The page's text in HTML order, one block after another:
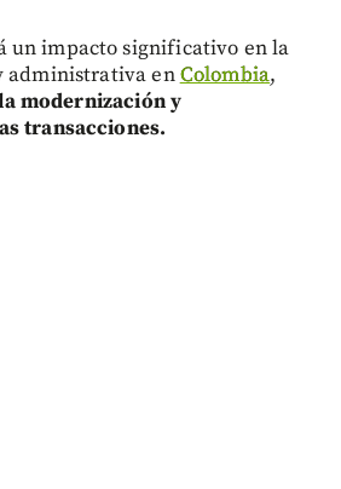
un impacto significativo en la
administrativa enColombia,
modernización y
transacciones.